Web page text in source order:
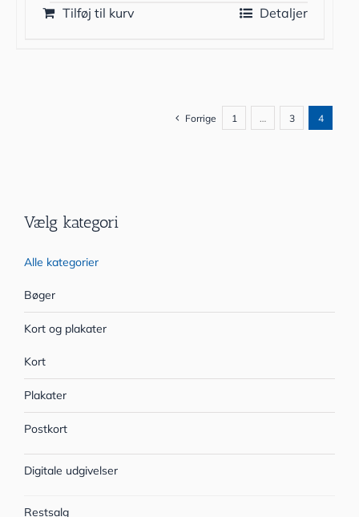
Tilføj til kurv Detaljer
Forrige 1 … 3 4
Vælg kategori
Alle kategorier
Bøger
Kort og plakater
Kort
Plakater
Postkort
Digitale udgivelser
Restsalg